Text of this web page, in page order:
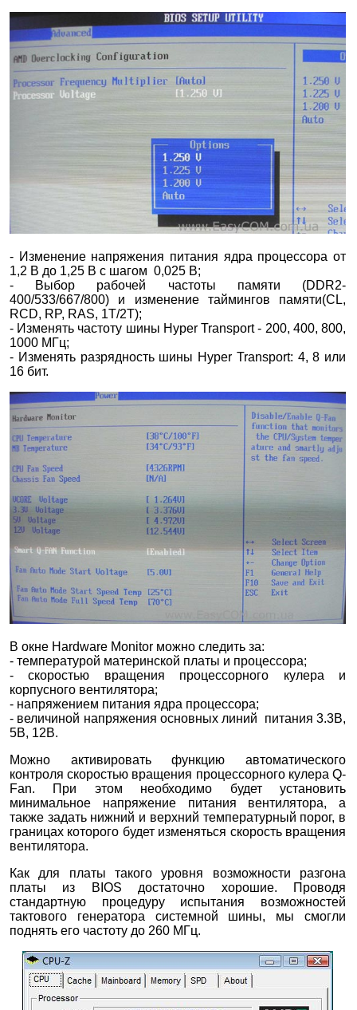
- Изменение напряжения питания ядра процессора от
1,2 В до 1,25 В с шагом 0,025 В;
- Выбор рабочей частоты памяти (DDR2-
400/533/667/800) и изменение таймингов памяти(CL,
RCD, RP, RAS, 1T/2T);
- Изменять частоту шины Hyper Transport - 200, 400, 800,
1000 МГц;
- Изменять разрядность шины Hyper Transport: 4, 8 или
16 бит.
В окне Hardware Monitor можно следить за:
- температурой материнской платы и процессора;
- скоростью вращения процессорного кулера и
корпусного вентилятора;
- напряжением питания ядра процессора;
- величиной напряжения основных линий питания 3.3В,
5В, 12В.
Можно активировать функцию автоматического
контроля скоростью вращения процессорного кулера Q-
Fan. При этом необходимо будет установить
минимальное напряжение питания вентилятора, а
также задать нижний и верхний температурный порог, в
границах которого будет изменяться скорость вращения
вентилятора.
Как для платы такого уровня возможности разгона
платы из BIOS достаточно хорошие. Проводя
стандартную процедуру испытания возможностей
тактового генератора системной шины, мы смогли
поднять его частоту до 260 МГц.